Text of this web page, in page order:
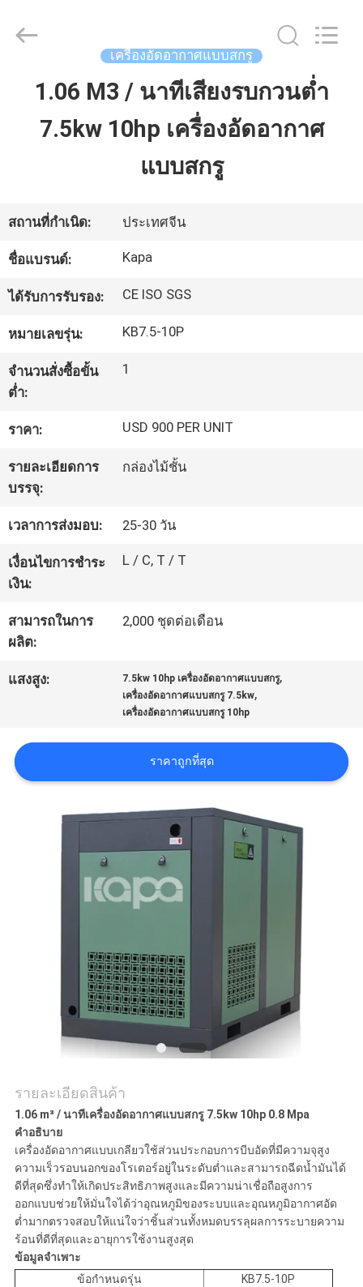
บ้าน
วิดีโอ
ควบคุม
คุณภาพ
ติดต่อ
เรา
ข่าว
เว็บไซต์
PRIVACY
2026
เครื่องอัดอากาศแบบสกรู
1.06 M3 / นาทีเสียงรบกวนต่ำ
7.5kw 10hp เครื่องอัดอากาศ
แบบสกรู
สถานที่กำเนิด: ประเทศจีน
ชื่อแบรนด์: Kapa
ได้รับการรับรอง: CE ISO SGS
หมายเลขรุ่น: KB7.5-10P
จำนวนสั่งซื้อขั้น
ต่ำ:
1
ราคา: USD 900 PER UNIT
รายละเอียดการ
บรรจุ:
กล่องไม้ชั้น
เวลาการส่งมอบ: 25-30 วัน
เงื่อนไขการชำระ
เงิน:
L / C, T / T
สามารถในการ
ผลิต:
2,000 ชุดต่อเดือน
แสงสูง: 7.5kw 10hp เครื่องอัดอากาศแบบสกรู,
เครื่องอัดอากาศแบบสกรู 7.5kw,
เครื่องอัดอากาศแบบสกรู 10hp
ราคาถูกที่สุด
รายละเอียดสินค้า
1.06 m³ / นาทีเครื่องอัดอากาศแบบสกรู 7.5kw 10hp 0.8 Mpa
คำอธิบาย
เครื่องอัดอากาศแบบเกลียวใช้ส่วนประกอบการบีบอัดที่มีความจุสูง
ความเร็วรอบนอกของโรเตอร์อยู่ในระดับต่ำและสามารถฉีดน้ำมันได้
ดีที่สุดซึ่งทำให้เกิดประสิทธิภาพสูงและมีความน่าเชื่อถือสูงการ
ออกแบบช่วยให้มั่นใจได้ว่าอุณหภูมิของระบบและอุณหภูมิอากาศอัด
ต่ำมากตรวจสอบให้แน่ใจว่าชิ้นส่วนทั้งหมดบรรลุผลการระบายความ
ร้อนที่ดีที่สุดและอายุการใช้งานสูงสุด
ข้อมูลจำเพาะ
ข้อกำหนดรุ่น
KB7.5-10P